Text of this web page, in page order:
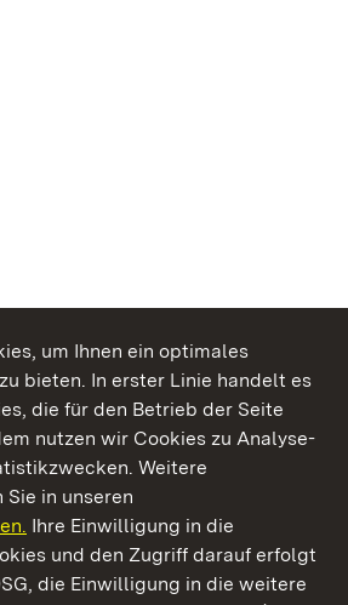
um Ihnen ein optimales
bieten. In erster Linie handelt es
die für den Betrieb der Seite
nutzen wir Cookies zu Analyse-
Weitere
in unseren
Ihre Einwilligung in die
und den Zugriff darauf erfolgt
die Einwilligung in die weitere
Genießen.